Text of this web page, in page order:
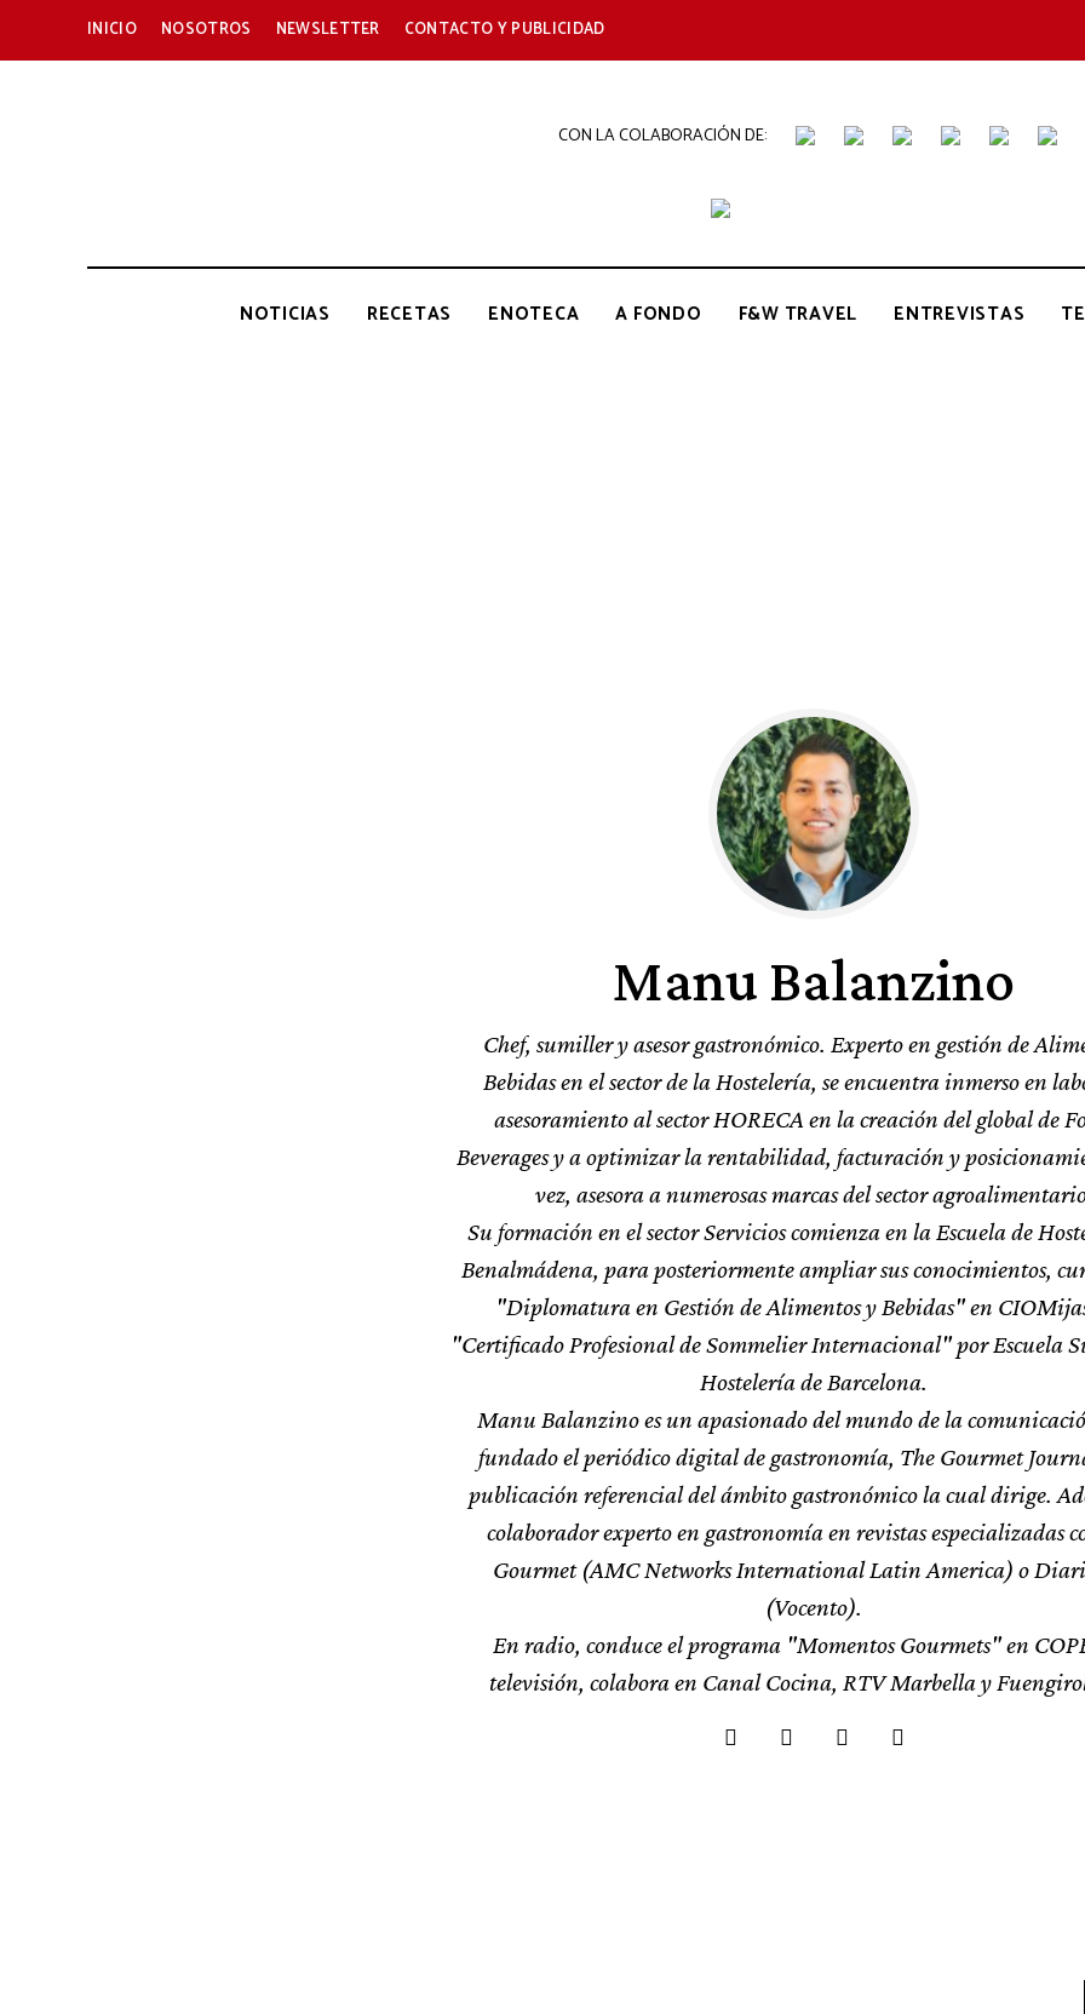
INICIO NOSOTROS NEWSLETTER CONTACTO Y PUBLICIDAD
CON LA COLABORACIÓN DE:
THE
GOURMET
Periódico
Gastronomía
NOTICIAS
RECETAS ENOTECA A FONDO F&W TRAVEL ENTREVISTAS
Manu Balanzino
Chef, sumiller y asesor gastronómico. Experto en gestión de
Bebidas en el sector de la Hostelería, se encuentra inmerso en
asesoramiento al sector HORECA en la creación del global de
Beverages y a optimizar la rentabilidad, facturación y
vez, asesora a numerosas marcas del sector
Su formación en el sector Servicios comienza en la Escuela de
Benalmádena, para posteriormente ampliar sus conocimientos,
"Diplomatura en Gestión de Alimentos y Bebidas" en
"Certificado Profesional de Sommelier Internacional" por Escuela
Hostelería de Barcelona.
Manu Balanzino es un apasionado del mundo de la
fundado el periódico digital de gastronomía, The Gourmet
publicación referencial del ámbito gastronómico la cual dirige.
colaborador experto en gastronomía en revistas especializadas
Gourmet (AMC Networks International Latin America) o
(Vocento).
En radio, conduce el programa "Momentos Gourmets" en
televisión, colabora en Canal Cocina, RTV Marbella y